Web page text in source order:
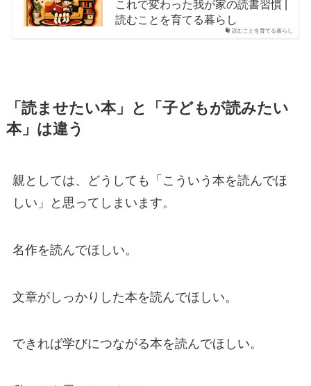
読むことを育てる暮らし
これで変わった我が家の読書習慣 |
読むことを育てる暮らし
「読ませたい本」と「子どもが読みたい
本」は違う
親としては、どうしても「こういう本を読んでほ
しい」と思ってしまいます。
名作を読んでほしい。
文章がしっかりした本を読んでほしい。
できれば学びにつながる本を読んでほしい。